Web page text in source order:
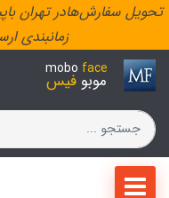
تحویل سفارش‌هادر تهران
زمانبندی
mobo face
موبو فیس